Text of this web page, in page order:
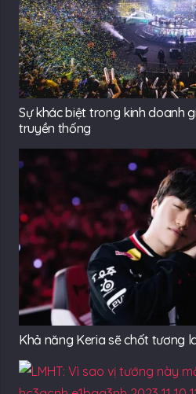
Sự khác biệt trong kinh doanh
truyền thống
Khả năng Keria sẽ chốt tương